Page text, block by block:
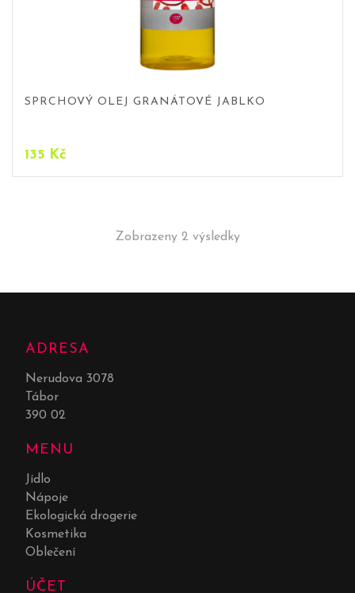
SPRCHOVÝ OLEJ GRANÁTOVÉ JABLKO
135 Kč
Zobrazeny 2 výsledky
ADRESA
Nerudova 3078
Tábor
390 02
MENU
Jídlo
Nápoje
Ekologická drogerie
Kosmetika
Oblečení
ÚČET